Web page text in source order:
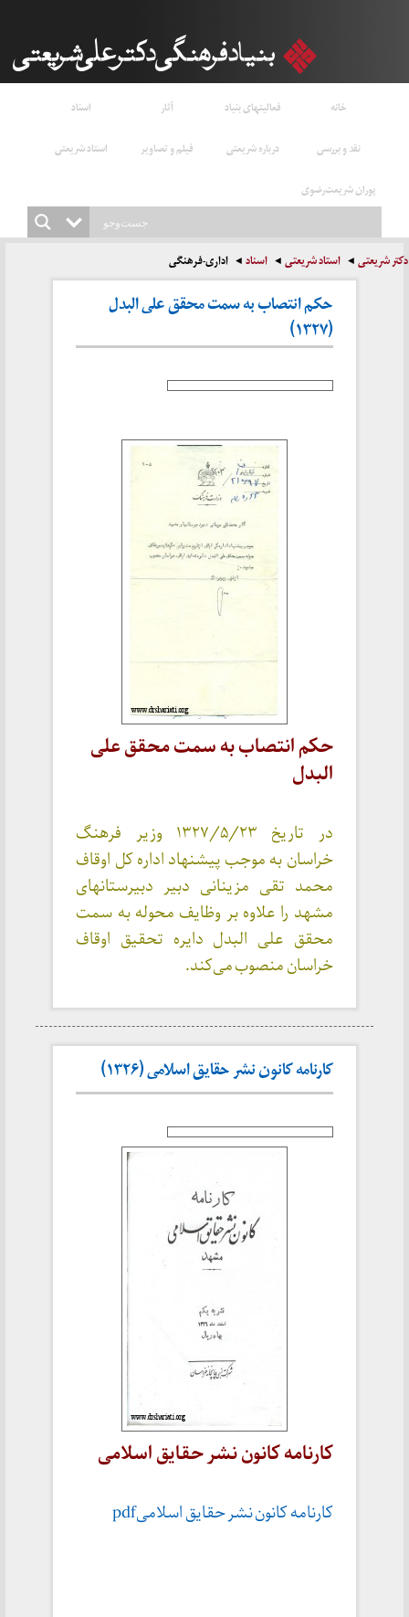
فعالیتهای بنیاد آثار
درباره شریعتی فیلم و تصاویر
استاد شریعتی
استاد شریعتی اسناد اداری-فرهنگی
حکم انتصاب به سمت محقق علی البدل
حکم انتصاب به سمت محقق علی
در تاریخ ۱۳۲۷/۵/۲۳ وزیر فرهنگ
خراسان به موجب پیشنهاد اداره کل اوقاف
محمد تقی مزینانی دبیر دبیرستانهای
مشهد را علاوه بر وظایف محوله به سمت
محقق علی البدل دایره تحقیق اوقاف
خراسان منصوب می‌کند.
کارنامه کانون نشر حقایق اسلامی (۱۳۲۶)
کارنامه کانون نشر حقایق اسلامی
کارنامه کانون نشر حقایق اسلامیpdf